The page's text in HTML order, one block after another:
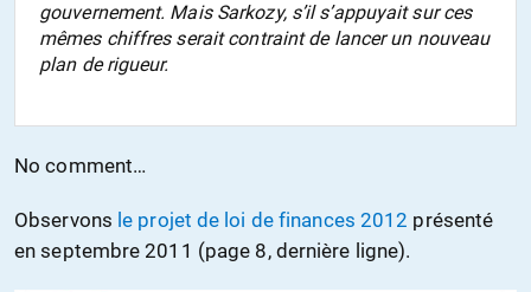
gouvernement. Mais Sarkozy, s’il s’appuyait sur ces
mêmes chiffres serait contraint de lancer un nouveau
plan de rigueur.
No comment…
Observons le projet de loi de finances 2012 présenté
en septembre 2011 (page 8, dernière ligne).